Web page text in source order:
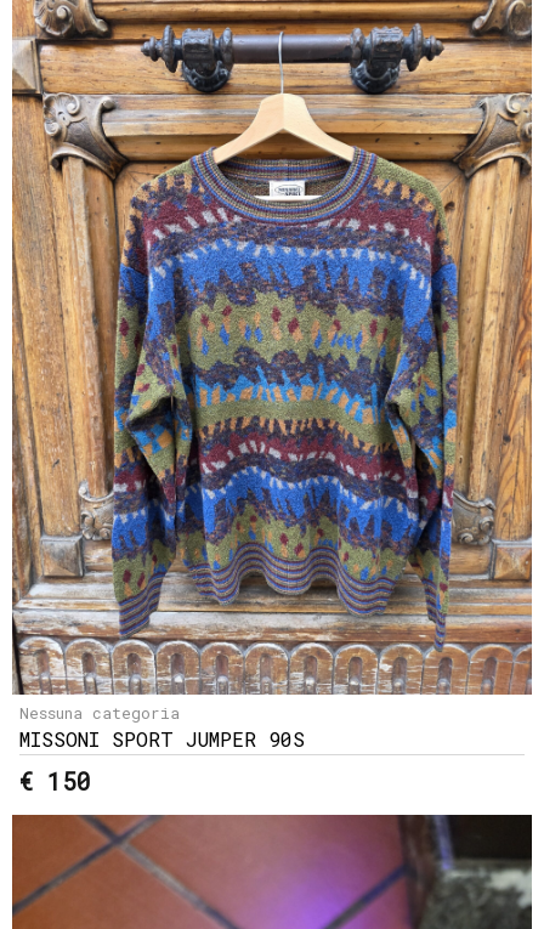
Nessuna categoria
MISSONI SPORT JUMPER 90S
€ 150